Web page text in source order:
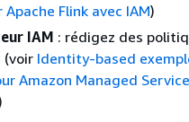
Flink avec IAM)
IAM : rédigez des
(voir Identity-based
Amazon Managed